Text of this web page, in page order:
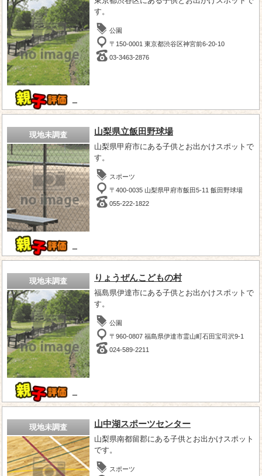
－
す。
公園
〒150-0001 東京都渋谷区神宮前6-20-10
03-3463-2876
現地未調査
－
山梨県立飯田野球場
山梨県甲府市にある子供とお出かけスポットで
す。
スポーツ
〒400-0035 山梨県甲府市飯田5-11 飯田野球場
055-222-1822
現地未調査
－
りょうぜんこどもの村
福島県伊達市にある子供とお出かけスポットで
す。
公園
〒960-0807 福島県伊達市霊山町石田宝司沢9-1
024-589-2211
現地未調査 山中湖スポーツセンター
山梨県南都留郡にある子供とお出かけスポット
です。
スポーツ